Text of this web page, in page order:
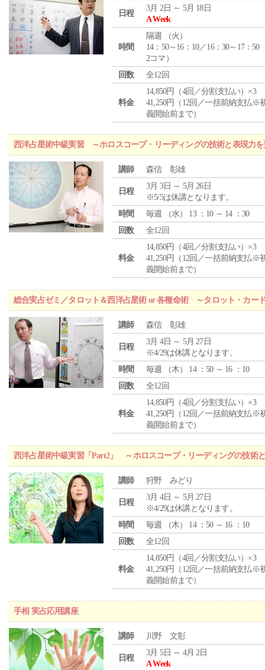
日程
3月 2日 ～ 5月 18日
A Week
時間
隔週 （火 ）
14：50～16：10／16：30～17：50
2コマ）
回数
全12回
料金
14,850円（4回／分割支払い）×3
41,250円（12回／一括前納支払※
義開始前まで）
西洋占星術中級実習 ～ホロスコープ・リーディングの技術と表現力
講師 森信 彰雄
日程
3月 3日 ～ 5月 26日
※5/5は休講となります。
時間
毎週 （水） 13 ：10 ～ 14 ：30
回数
全12回
料金
14,850円（4回／分割支払い）×3
41,250円（12回／一括前納支払※
義開始前まで）
総合実占ゼミ／タロット＆西洋占星術 or 各種命術 ～タロット・カー
講師 森信 彰雄
日程
3月 4日 ～ 5月 27日
※4/29は休講となります。
時間
毎週 （木） 14 ：50 ～ 16 ：10
回数
全12回
料金
14,850円（4回／分割支払い）×3
41,250円（12回／一括前納支払※
義開始前まで）
西洋占星術中級実習「Part2」 ～ホロスコープ・リーディングの技術
講師 狩野 みどり
日程
3月 4日 ～ 5月 27日
※4/29は休講となります。
時間
毎週 （木） 14 ：50 ～ 16 ：10
回数
全12回
料金
14,850円（4回／分割支払い）×3
41,250円（12回／一括前納支払※
義開始前まで）
手相 実占応用講座
講師 川野 文彰
日程
3月 5日 ～ 4月 2日
A Week